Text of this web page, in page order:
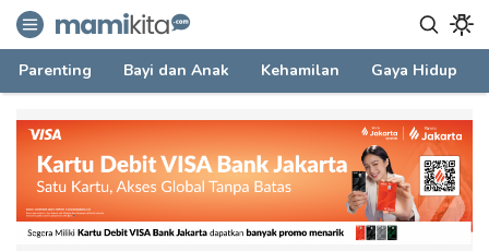
mamikita.com
Informasi Parenting untuk Mami Milenial
Parenting Bayi dan Anak Kehamilan Gaya Hidup